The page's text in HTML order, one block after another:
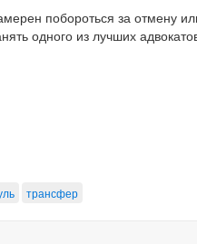
побороться за отмену
одного из лучших
трансфер